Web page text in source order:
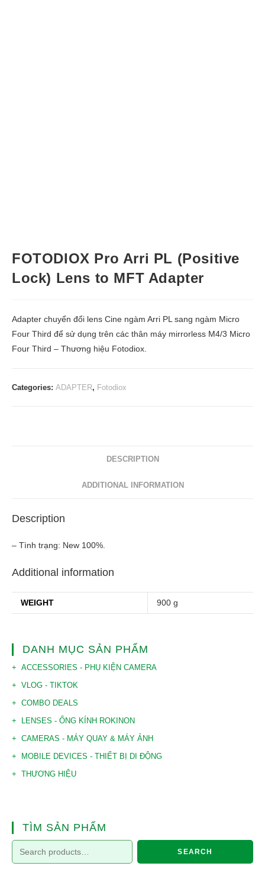
FOTODIOX Pro Arri PL (Positive
Lock) Lens to MFT Adapter
Adapter chuyển đổi lens Cine ngàm Arri PL sang ngàm Micro
Four Third để sử dụng trên các thân máy mirrorless M4/3 Micro
Four Third – Thương hiệu Fotodiox.
Categories: ADAPTER, Fotodiox
DESCRIPTION
ADDITIONAL INFORMATION
Description
– Tình trạng: New 100%.
Additional information
WEIGHT 900 g
DANH MỤC SẢN PHẨM
ACCESSORIES - PHỤ KIỆN CAMERA
VLOG - TIKTOK
COMBO DEALS
LENSES - ỐNG KÍNH ROKINON
CAMERAS - MÁY QUAY & MÁY ẢNH
MOBILE DEVICES - THIẾT BỊ DI ĐỘNG
THƯƠNG HIỆU
TÌM SẢN PHẨM
SEARCH